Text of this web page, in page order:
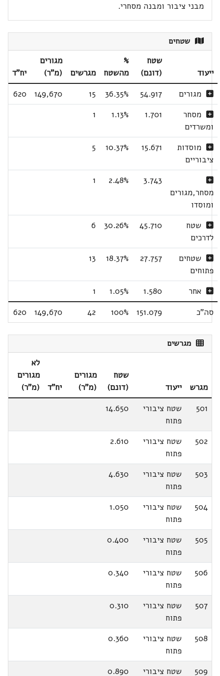
מבני ציבור ומבנה מסחרי.
שטחים
ייעוד
שטח
(דונם)
%
מהשטח
מגרשים
מגורים
(מ"ר)
יח"ד
מגורים
54.917
36.35%
15
149,670
620
מסחר
ומשרדים
1.701
1.13%
1
מוסדות
ציבוריים
15.671
10.37%
5
מסחר,מגורים
ומוסדו
3.743
2.48%
1
שטח
לדרכים
45.710
30.26%
6
שטחים
פתוחים
27.757
18.37%
13
אחר 1.580
1.05%
1
סה"כ
151.079
100%
42
149,670
620
מגרשים
מגרש ייעוד
שטח
(דונם)
מגורים
(מ"ר)
יח"ד
לא
מגורים
(מ"ר)
501
שטח ציבורי
פתוח
14.650
502
שטח ציבורי
פתוח
2.610
503
שטח ציבורי
פתוח
4.630
504
שטח ציבורי
פתוח
1.050
505
שטח ציבורי
פתוח
0.400
506
שטח ציבורי
פתוח
0.340
507
שטח ציבורי
פתוח
0.310
508
שטח ציבורי
פתוח
0.360
509 שטח ציבורי 0.890